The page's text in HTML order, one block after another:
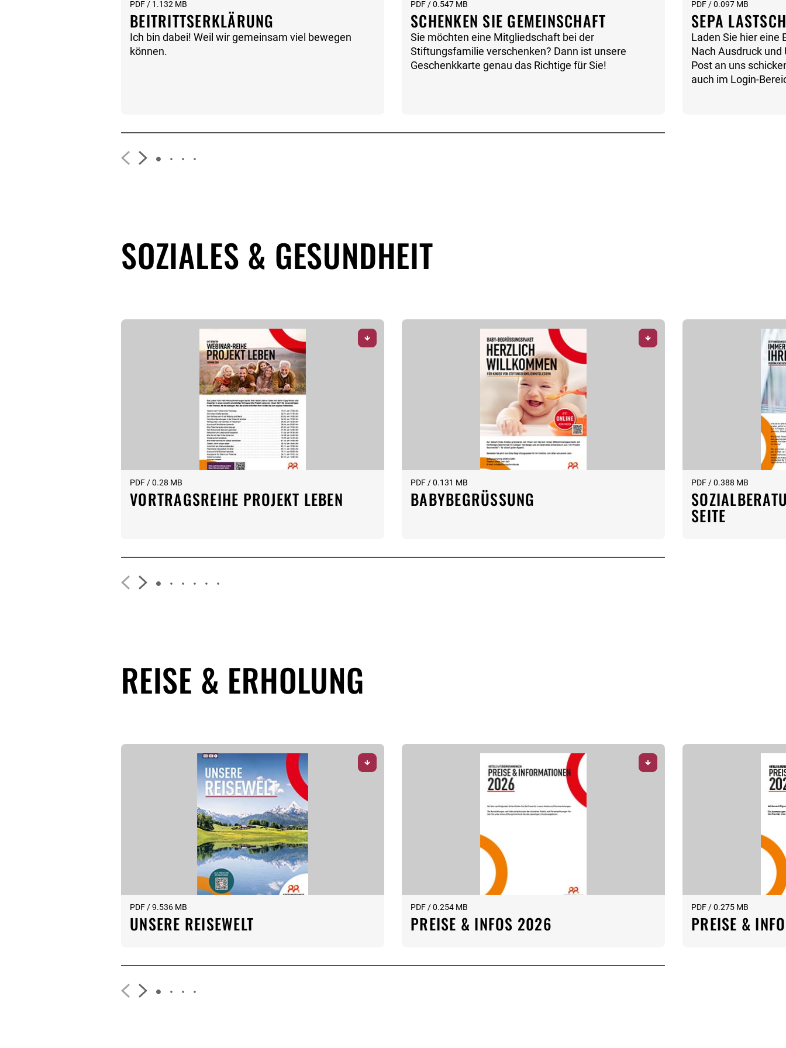
PDF / 1.132 MB
BEITRITTSERKLÄRUNG
Ich bin dabei! Weil wir gemeinsam viel bewegen
können.
PDF / 0.547 MB
SCHENKEN SIE GEMEINSCHAFT
Sie möchten eine Mitgliedschaft bei der
Stiftungsfamilie verschenken? Dann ist unsere
Geschenkkarte genau das Richtige für Sie!
PDF / 0.097 MB
SEPA
Laden Sie hier eine
Nach Ausdruck
Post an uns
auch im Login-
SOZIALES & GESUNDHEIT
PDF / 0.28 MB
VORTRAGSREIHE PROJEKT LEBEN
PDF / 0.131 MB
BABYBEGRÜSSUNG
PDF / 0.388 MB
SEITE
REISE & ERHOLUNG
PDF / 9.536 MB
UNSERE REISEWELT
PDF / 0.254 MB
PREISE & INFOS 2026
PDF / 0.275 MB
PREISE &